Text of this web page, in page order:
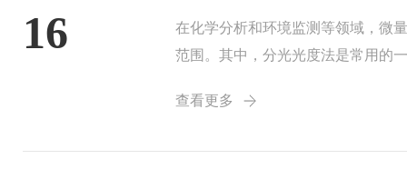
16
在化学分析和环境监测等领域，微
范围。其中，分光光度法是常用的
用于大量样品的快速...
查看更多